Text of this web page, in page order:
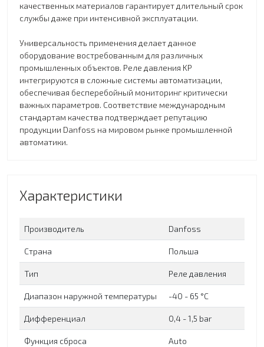
качественных материалов гарантирует длительный срок
службы даже при интенсивной эксплуатации.
Универсальность применения делает данное
оборудование востребованным для различных
промышленных объектов. Реле давления KP
интегрируются в сложные системы автоматизации,
обеспечивая бесперебойный мониторинг критически
важных параметров. Соответствие международным
стандартам качества подтверждает репутацию
продукции Danfoss на мировом рынке промышленной
автоматики.
Характеристики
Производитель Danfoss
Страна Польша
Тип Реле давления
Диапазон наружной температуры -40 - 65 °C
Дифференциал 0,4 - 1,5 bar
Функция сброса Auto